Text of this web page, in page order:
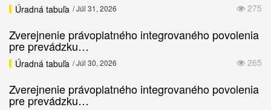
275
Úradná tabuľa / Júl 31, 2026
Zverejnenie právoplatného integrovaného povolenia
pre prevádzku…
265
Úradná tabuľa / Júl 30, 2026
Zverejnenie právoplatného integrovaného povolenia
pre prevádzku…